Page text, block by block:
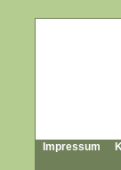
Impressum